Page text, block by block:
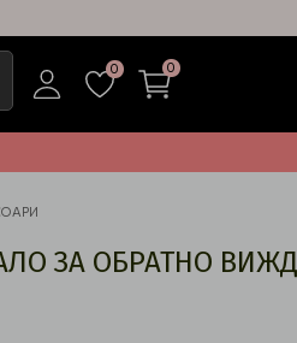
0 0
ЗА ОБРАТНО